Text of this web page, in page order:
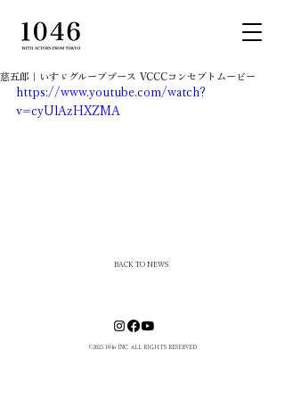
慈五郎｜いすゞグループブース VCCCコンセプトムービー
https://www.youtube.com/watch?
v=cyUlAzHXZMA
BACK TO NEWS
©2025 1046 INC. ALL RIGHTS RESERVED